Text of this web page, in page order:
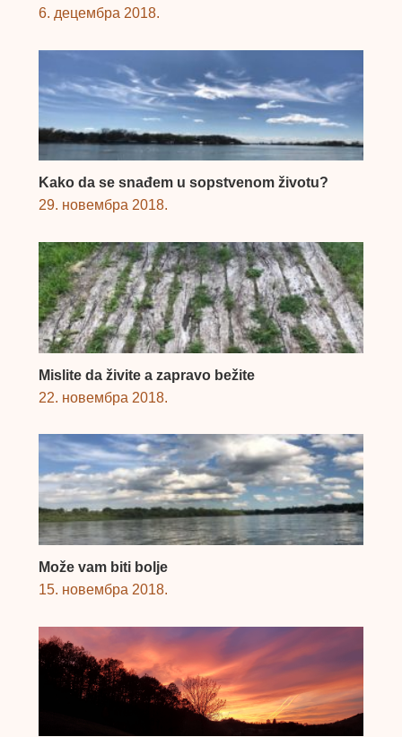
6. децембра 2018.
Kako da se snađem u sopstvenom životu?
29. новембра 2018.
Mislite da živite a zapravo bežite
22. новембра 2018.
Može vam biti bolje
15. новембра 2018.